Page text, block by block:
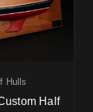
Hulls
Half